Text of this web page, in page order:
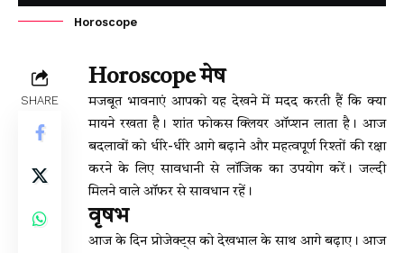
Horoscope
SHARE
Horoscope मेष
मजबूत भावनाएं आपको यह देखने में मदद करती हैं कि क्या
मायने रखता है। शांत फोकस क्लियर ऑप्शन लाता है। आज
बदलावों को धीरे-धीरे आगे बढ़ाने और महत्वपूर्ण रिश्तों की रक्षा
करने के लिए सावधानी से लॉजिक का उपयोग करें। जल्दी
मिलने वाले ऑफर से सावधान रहें।
वृषभ
आज के दिन प्रोजेक्ट्स को देखभाल के साथ आगे बढ़ाए। आज